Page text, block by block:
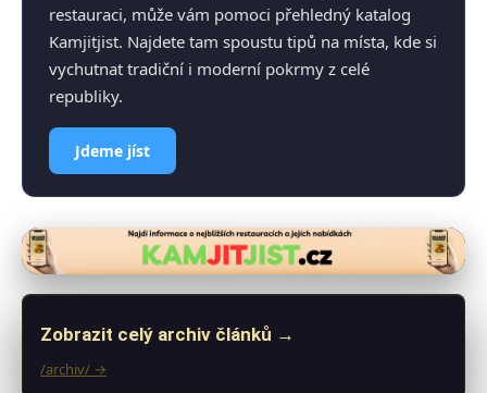
restauraci, může vám pomoci přehledný katalog
Kamjitjist. Najdete tam spoustu tipů na místa, kde si
vychutnat tradiční i moderní pokrmy z celé
republiky.
Jdeme jíst
Zobrazit celý archiv článků →
/archiv/ →